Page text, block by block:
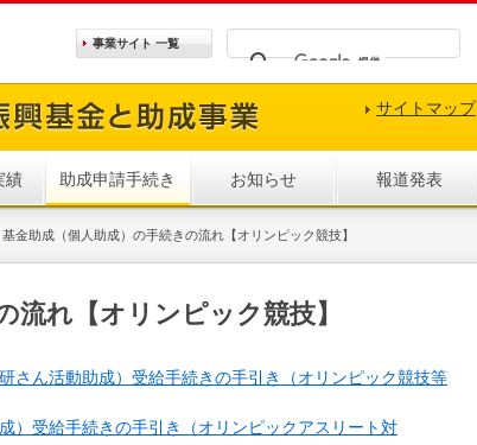
事業サイト 一覧
サイトマップ
績 助成申請手続き お知らせ 報道発表
基金助成（個人助成）の手続きの流れ【オリンピック競技】
流れ【オリンピック競技】
さん活動助成）受給手続きの手引き（オリンピック競技等
）受給手続きの手引き（オリンピックアスリート対